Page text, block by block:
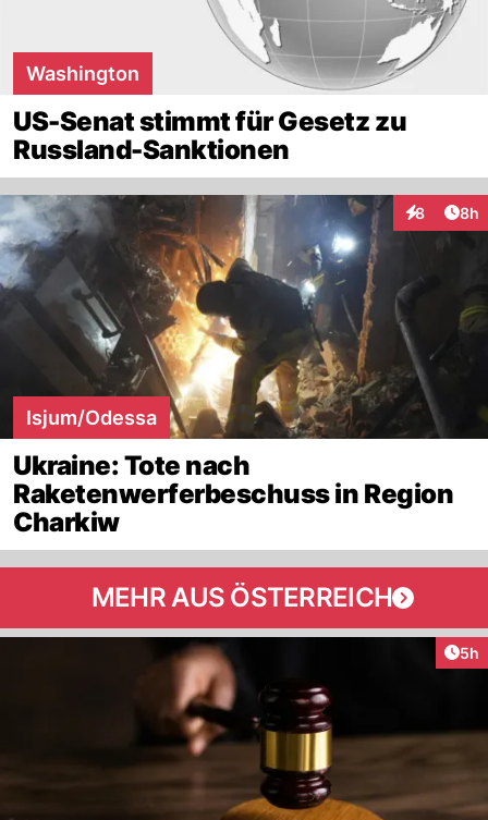
Washington
US-Senat stimmt für Gesetz zu
Russland-Sanktionen
8 8h
Isjum/Odessa
Ukraine: Tote nach
Raketenwerferbeschuss in Region
Charkiw
MEHR AUS ÖSTERREICH
5h